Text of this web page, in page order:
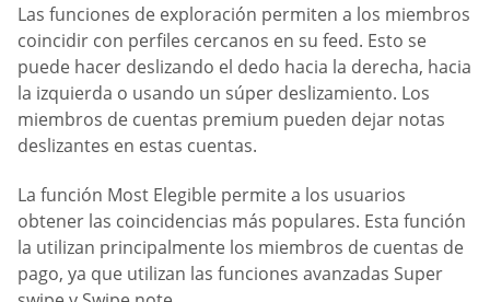
Las funciones de exploración permiten a los miembros
coincidir con perfiles cercanos en su feed. Esto se
puede hacer deslizando el dedo hacia la derecha, hacia
la izquierda o usando un súper deslizamiento. Los
miembros de cuentas premium pueden dejar notas
deslizantes en estas cuentas.
La función Most Elegible permite a los usuarios
obtener las coincidencias más populares. Esta función
la utilizan principalmente los miembros de cuentas de
pago, ya que utilizan las funciones avanzadas Super